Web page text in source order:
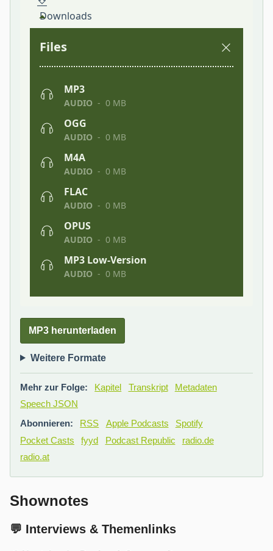
MP3 herunterladen
Weitere Formate
Mehr zur Folge: Kapitel Transkript
Metadaten
Speech JSON
Abonnieren:
RSS Apple Podcasts
Spotify
Pocket Casts
fyyd Podcast Republic
radio.de
radio.at
Shownotes
💬 Interviews & Themenlinks